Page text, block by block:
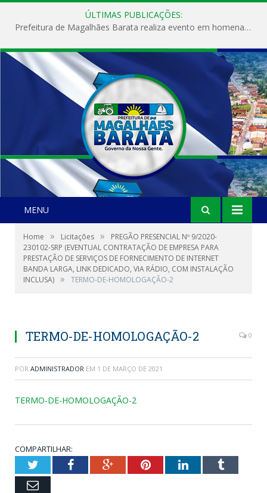
ÚLTIMAS PUBLICAÇÕES:
Prefeitura de Magalhães Barata realiza evento em homenagem ao Dia Internacional da Mulher
MENU
Home » Licitações »
PREGÃO PRESENCIAL Nº 9/2020-
230102-SRP (EVENTUAL CONTRATAÇÃO DE EMPRESA PARA
PRESTAÇÃO DE SERVIÇOS DE FORNECIMENTO DE INTERNET
BANDA LARGA, LINK DEDICADO, VIA RÁDIO, COM INSTALAÇÃO
INCLUSA) » TERMO-DE-HOMOLOGAÇÃO-2
TERMO-DE-HOMOLOGAÇÃO-2 0
POR ADMINISTRADOR EM 1 DE MARÇO DE 2021
TERMO-DE-HOMOLOGAÇÃO-2
COMPARTILHAR:
TwitterFacebookGoogle+PinterestLinkedInTumblr
Email